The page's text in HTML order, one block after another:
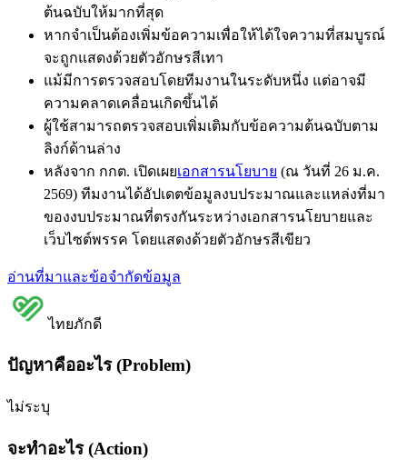
ต้นฉบับให้มากที่สุด
หากจำเป็นต้องเพิ่มข้อความเพื่อให้ได้ใจความที่สมบูรณ์
จะถูกแสดงด้วยตัวอักษรสีเทา
แม้มีการตรวจสอบโดยทีมงานในระดับหนึ่ง แต่อาจมี
ความคลาดเคลื่อนเกิดขึ้นได้
ผู้ใช้สามารถตรวจสอบเพิ่มเติมกับข้อความต้นฉบับตาม
ลิงก์ด้านล่าง
หลังจาก กกต. เปิดเผยเอกสารนโยบาย (ณ วันที่ 26 ม.ค.
2569) ทีมงานได้อัปเดตข้อมูลงบประมาณและแหล่งที่มา
ของงบประมาณที่ตรงกันระหว่างเอกสารนโยบายและ
เว็บไซต์พรรค โดยแสดงด้วยตัวอักษรสีเขียว
อ่านที่มาและข้อจำกัดข้อมูล
ไทยภักดี
ปัญหาคืออะไร (Problem)
ไม่ระบุ
จะทำอะไร (Action)